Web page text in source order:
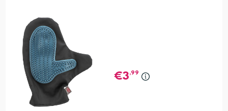
3,99